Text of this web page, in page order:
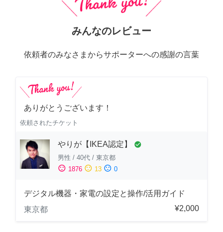
みんなのレビュー
依頼者のみなさまからサポーターへの感謝の言葉
ありがとうございます！
依頼されたチケット
やりが【IKEA認定】 check_circle
男性 / 40代 / 東京都
sentiment_satisfied 1876 sentiment_neutral 13 sentiment_dissatisfied 0
デジタル機器・家電の設定と操作/活用ガイド
東京都
¥2,000